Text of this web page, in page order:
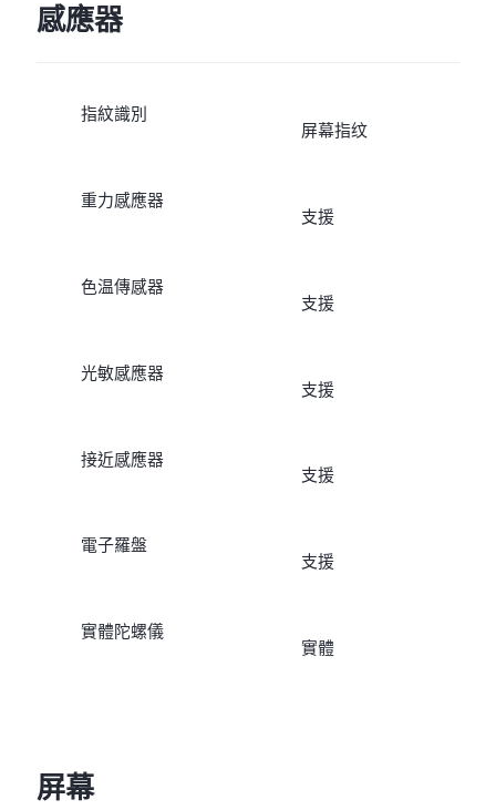
感應器
指紋識別
屏幕指纹
重力感應器
支援
色温傳感器
支援
光敏感應器
支援
接近感應器
支援
電子羅盤
支援
實體陀螺儀
實體
屏幕